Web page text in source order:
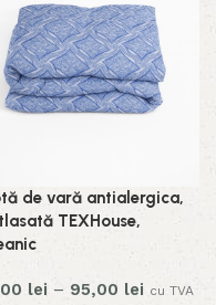
de vară antialergica,
TEXHouse,
lei – 95,00 lei cu TVA